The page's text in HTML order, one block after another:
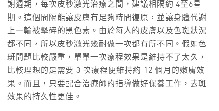
謝週期，每次皮秒激光治療之間，建議相隔約 4至6星
期。這個間隔能讓皮膚有足夠時間復原，並讓身體代謝
上一輪被擊碎的黑色素。由於每人的皮膚以及色斑狀況
都不同，所以皮秒激光幾耐做一次都有所不同。假如色
斑問題比較嚴重，單單一次療程效果是維持不了太久，
比較理想的是需要 3 次療程便維持約 12 個月的嫩膚效
果。而且，只要配合治療師的指導做好保養工作，去斑
效果的持久性更佳。